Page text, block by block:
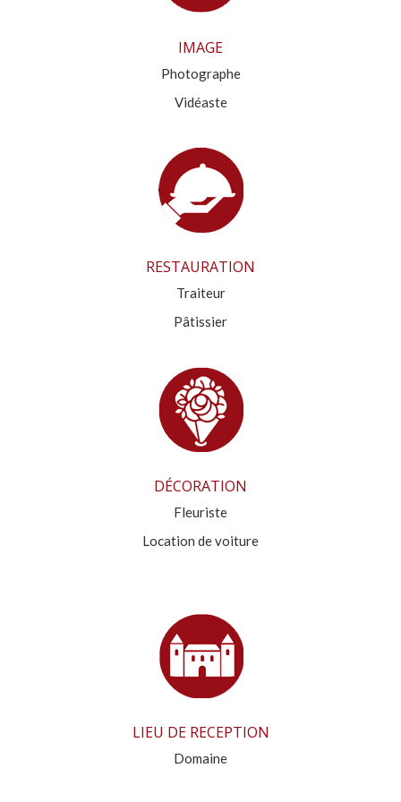
IMAGE
Photographe
Vidéaste
RESTAURATION
Traiteur
Pâtissier
DÉCORATION
Fleuriste
Location de voiture
LIEU DE RECEPTION
Domaine